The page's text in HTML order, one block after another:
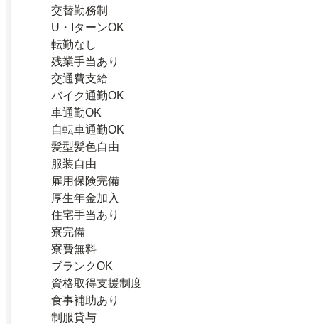
交替勤務制
U・IターンOK
転勤なし
残業手当あり
交通費支給
バイク通勤OK
車通勤OK
自転車通勤OK
髪型髪色自由
服装自由
雇用保険完備
厚生年金加入
住宅手当あり
寮完備
寮費無料
ブランクOK
資格取得支援制度
食事補助あり
制服貸与